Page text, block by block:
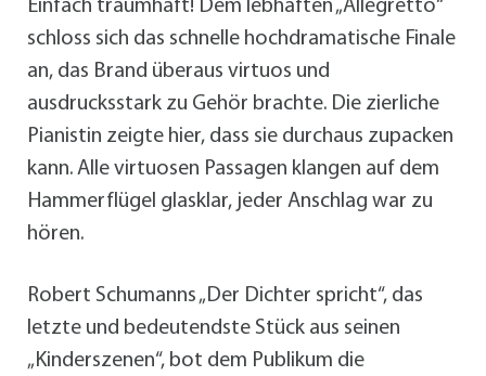
Einfach traumhaft! Dem lebhaften „Allegretto“
schloss sich das schnelle hochdramatische Finale
an, das Brand überaus virtuos und
ausdrucksstark zu Gehör brachte. Die zierliche
Pianistin zeigte hier, dass sie durchaus zupacken
kann. Alle virtuosen Passagen klangen auf dem
Hammerflügel glasklar, jeder Anschlag war zu
hören.
Robert Schumanns „Der Dichter spricht“, das
letzte und bedeutendste Stück aus seinen
„Kinderszenen“, bot dem Publikum die